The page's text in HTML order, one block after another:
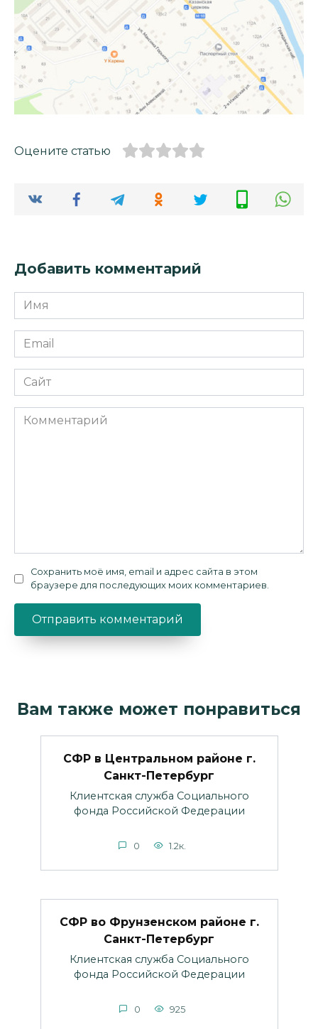
Оцените статью
Добавить комментарий
Имя
*
Email
*
Сайт
Комментарий
Сохранить моё имя, email и адрес сайта в этом
браузере для последующих моих комментариев.
Вам также может понравиться
СФР в Центральном районе г.
Санкт-Петербург
Клиентская служба Социального
фонда Российской Федерации
0 1.2к.
СФР во Фрунзенском районе г.
Санкт-Петербург
Клиентская служба Социального
фонда Российской Федерации
0 925